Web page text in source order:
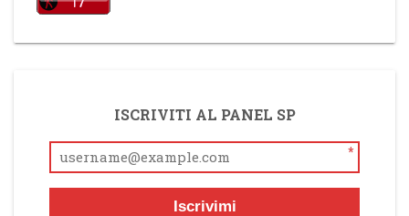
ISCRIVITI AL PANEL SP
*
Iscrivimi